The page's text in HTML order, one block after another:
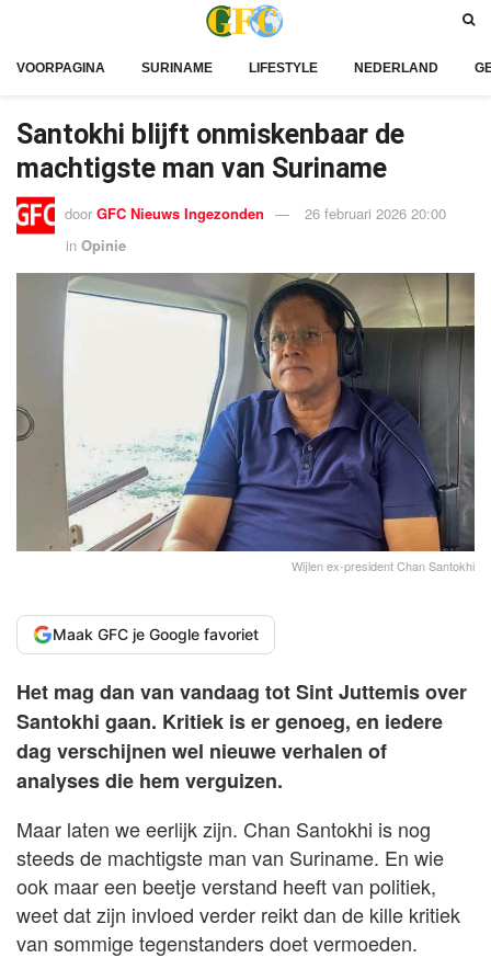
VOORPAGINA SURINAME LIFESTYLE NEDERLAND
Santokhi blijft onmiskenbaar de
machtigste man van Suriname
door GFC Nieuws Ingezonden
26 februari 2026 20:00
in Opinie
Wijlen ex-president Chan Santokhi
Maak GFC je Google favoriet
Het mag dan van vandaag tot Sint Juttemis over
Santokhi gaan. Kritiek is er genoeg, en iedere
dag verschijnen wel nieuwe verhalen of
analyses die hem verguizen.
Maar laten we eerlijk zijn. Chan Santokhi is nog
steeds de machtigste man van Suriname. En wie
ook maar een beetje verstand heeft van politiek,
weet dat zijn invloed verder reikt dan de kille kritiek
van sommige tegenstanders doet vermoeden.